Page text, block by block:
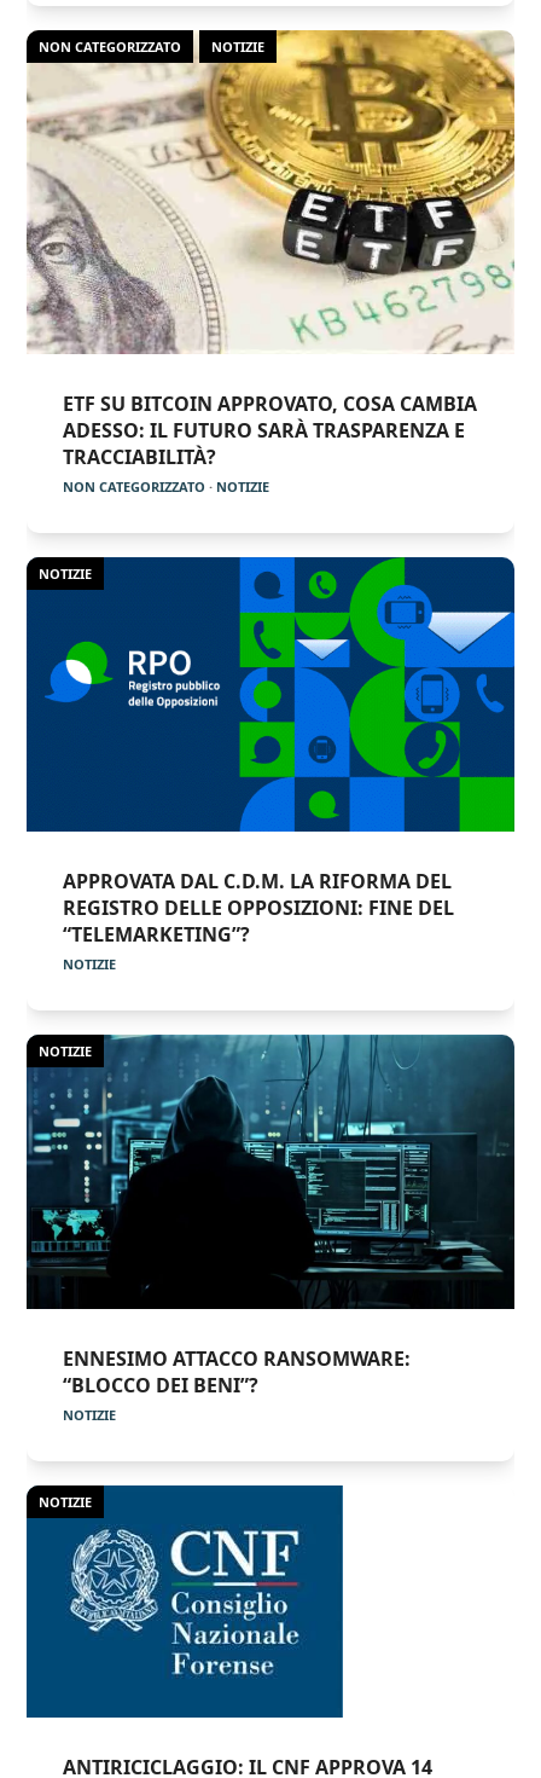
NON CATEGORIZZATO NOTIZIE
ETF SU BITCOIN APPROVATO, COSA CAMBIA
ADESSO: IL FUTURO SARÀ TRASPARENZA E
TRACCIABILITÀ?
NON CATEGORIZZATO · NOTIZIE
NOTIZIE
APPROVATA DAL C.D.M. LA RIFORMA DEL
REGISTRO DELLE OPPOSIZIONI: FINE DEL
“TELEMARKETING”?
NOTIZIE
NOTIZIE
ENNESIMO ATTACCO RANSOMWARE:
“BLOCCO DEI BENI”?
NOTIZIE
NOTIZIE
ANTIRICICLAGGIO: IL CNF APPROVA 14